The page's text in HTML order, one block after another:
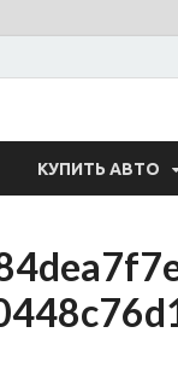
—
КУПИТЬ АВТО